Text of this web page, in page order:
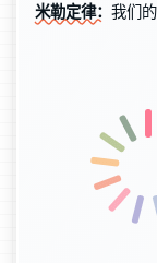
米勒定律： 我们